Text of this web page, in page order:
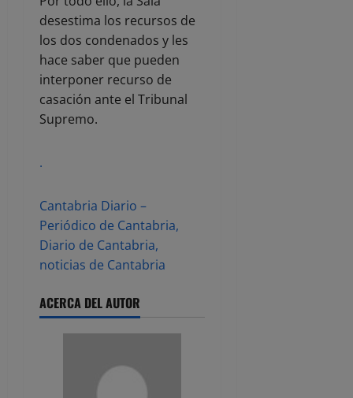
desestima los recursos de
los dos condenados y les
hace saber que pueden
interponer recurso de
casación ante el Tribunal
Supremo.
.
Cantabria Diario –
Periódico de Cantabria,
Diario de Cantabria,
noticias de Cantabria
ACERCA DEL AUTOR